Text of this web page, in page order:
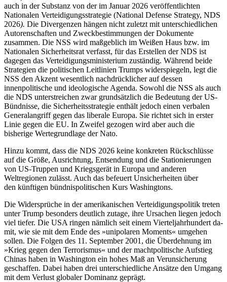
auch in der Substanz von der im Januar 2026 veröffentlichten
Nationalen Verteidigungsstrategie (National Defense Strategy, NDS
2026). Die Divergenzen hängen nicht zuletzt mit unterschiedlichen
Autorenschaften und Zweckbestimmungen der Dokumente
zusammen. Die NSS wird maßgeblich im Weißen Haus bzw. im
Nationalen Sicherheitsrat verfasst, für das Erstellen der NDS ist
dagegen das Verteidigungsministerium zuständig. Während beide
Strategien die politischen Leitlinien Trumps widerspiegeln, legt die
NSS den Akzent wesentlich nachdrücklicher auf dessen
innenpolitische und ideologische Agenda. Sowohl die NSS als auch
die NDS unterstreichen zwar grundsätzlich die Bedeutung der US-
Bündnisse, die Sicher­heitsstrategie enthält jedoch einen verbalen
Generalangriff gegen das liberale Europa. Sie richtet sich in erster
Linie gegen die EU. In Zweifel gezogen wird aber auch die
bisherige Wertegrundlage der Nato.
Hinzu kommt, dass die NDS 2026 keine konkreten Rückschlüsse
auf die Größe, Aus­richtung, Entsendung und die Stationierungen
von US-Truppen und Kriegsgerät in Europa und anderen
Weltregionen zulässt. Auch das befeuert Unsicherheiten über
den künftigen bündnispolitischen Kurs Washingtons.
Die Widersprüche in der amerikanischen Verteidigungspolitik treten
unter Trump besonders deutlich zutage, ihre Ursachen liegen jedoch
viel tiefer. Die USA ringen nämlich seit einem Vierteljahrhundert da­
mit, wie sie mit dem Ende des »unipolaren Moments« umgehen
sollen. Die Folgen des 11. September 2001, die Überdehnung im
»Krieg gegen den Terrorismus« und der machtpolitische Aufstieg
Chinas haben in Washington ein hohes Maß an Verunsicherung
geschaffen. Dabei haben drei unter­schiedliche Ansätze den Umgang
mit dem Verlust globaler Dominanz geprägt.